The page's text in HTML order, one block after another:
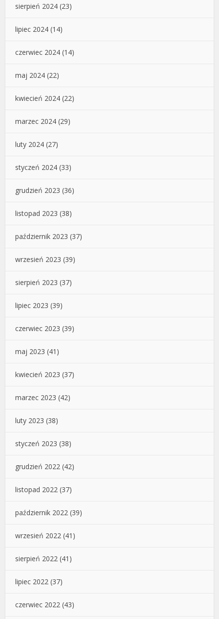
sierpień 2024 (23)
lipiec 2024 (14)
czerwiec 2024 (14)
maj 2024 (22)
kwiecień 2024 (22)
marzec 2024 (29)
luty 2024 (27)
styczeń 2024 (33)
grudzień 2023 (36)
listopad 2023 (38)
październik 2023 (37)
wrzesień 2023 (39)
sierpień 2023 (37)
lipiec 2023 (39)
czerwiec 2023 (39)
maj 2023 (41)
kwiecień 2023 (37)
marzec 2023 (42)
luty 2023 (38)
styczeń 2023 (38)
grudzień 2022 (42)
listopad 2022 (37)
październik 2022 (39)
wrzesień 2022 (41)
sierpień 2022 (41)
lipiec 2022 (37)
czerwiec 2022 (43)